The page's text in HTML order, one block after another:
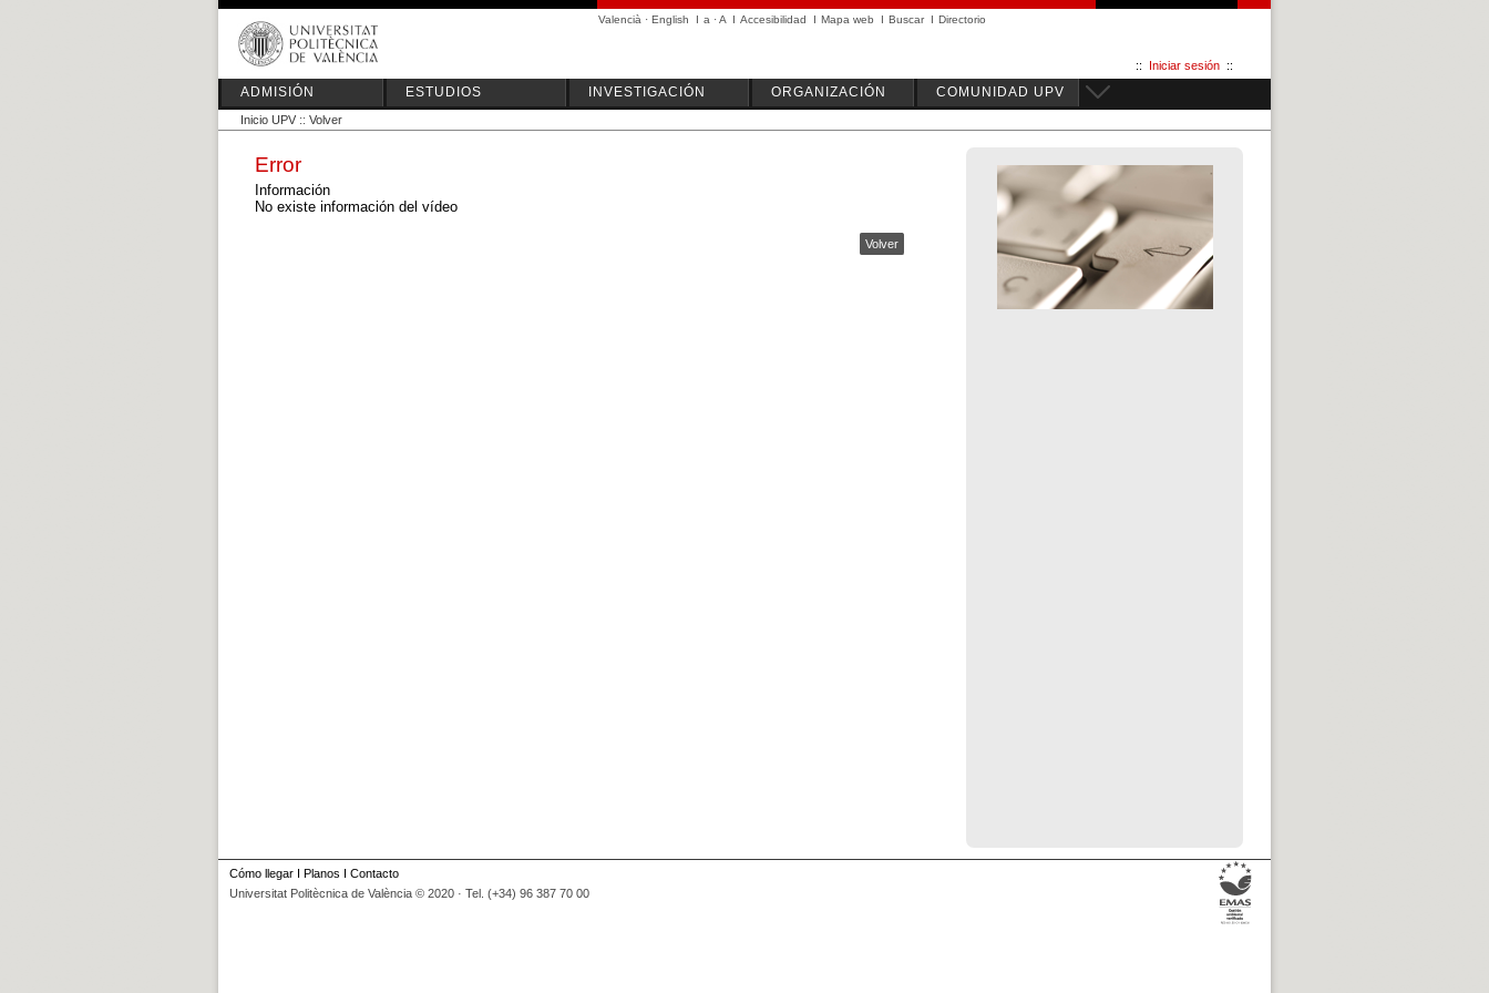
Valencià · English I a ·A I Accesibilidad I Mapa web I Buscar I Directorio
:: Iniciar sesión ::
ADMISIÓN ESTUDIOS INVESTIGACIÓN ORGANIZACIÓN COMUNIDAD UPV
Inicio UPV :: Volver
Error
Información
No existe información del vídeo
Volver
Cómo llegar I Planos I Contacto
Universitat Politècnica de València © 2020 · Tel. (+34) 96 387 70 00